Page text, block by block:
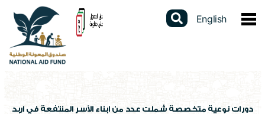
دليل الخدمات
المشاركات الالكترونية
English
دورات نوعية متخصصة شملت عدد من ابناء الأسر المنتفعة في اربد